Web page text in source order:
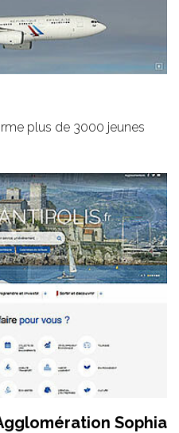
plus de 3000 jeunes
Sophia